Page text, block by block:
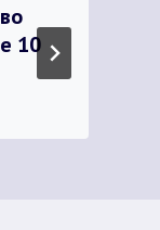
10